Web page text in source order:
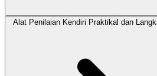
Alat Penilaian Kendiri Praktikal dan